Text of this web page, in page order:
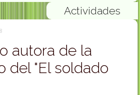
Actividades
autora de la
del "El soldado